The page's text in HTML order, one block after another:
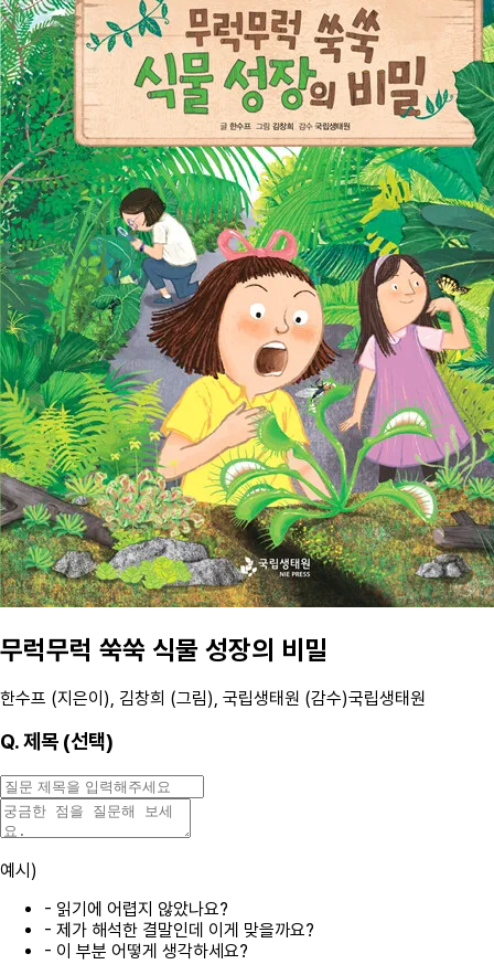
무럭무럭 쑥쑥 식물 성장의 비밀
한수프 (지은이), 김창희 (그림), 국립생태원 (감수)국립생태원
Q.제목 (선택)
예시)
- 읽기에 어렵지 않았나요?
- 제가 해석한 결말인데 이게 맞을까요?
- 이 부분 어떻게 생각하세요?